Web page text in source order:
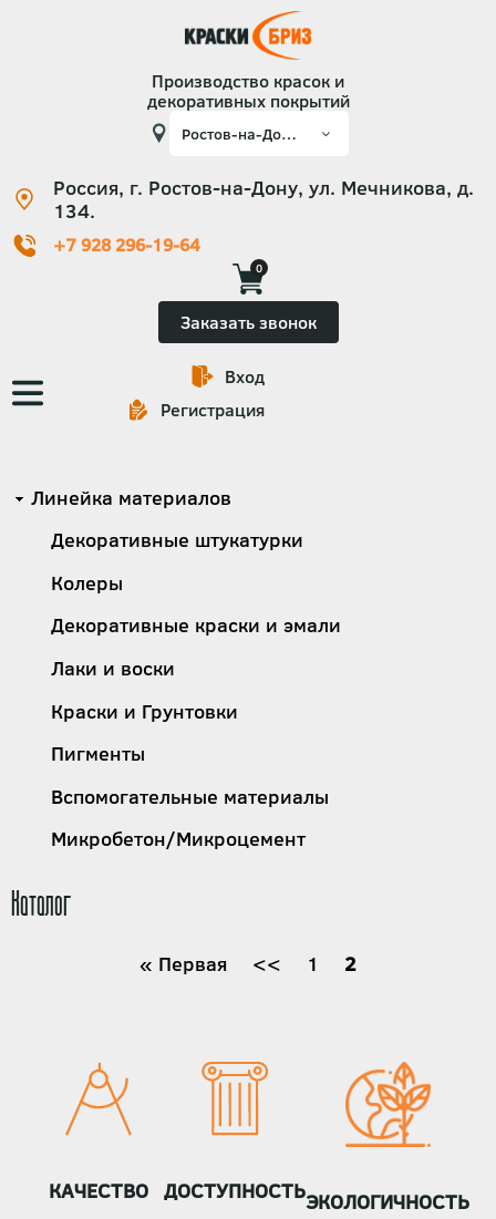
Производство красок и
декоративных покрытий
Россия, г. Ростов-на-Дону, ул. Мечникова, д.
134.
+7 928 296-19-64
0
Заказать звонок
Основная
навигация
Вход
Регистрация
Каталог
НумерацияПервая
« Первая ←
<< Страница
1
Текущая
2
КАЧЕСТВО ДОСТУПНОСТЬЭКОЛОГИЧНОСТЬ
Категории
Линейка материалов
Декоративные штукатурки
Колеры
Декоративные краски и эмали
Лаки и воски
Краски и Грунтовки
Пигменты
Вспомогательные материалы
Микробетон/Микроцемент